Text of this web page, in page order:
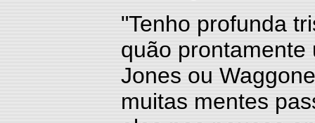
"Tenho profunda
quão prontamente
Jones ou
muitas mentes